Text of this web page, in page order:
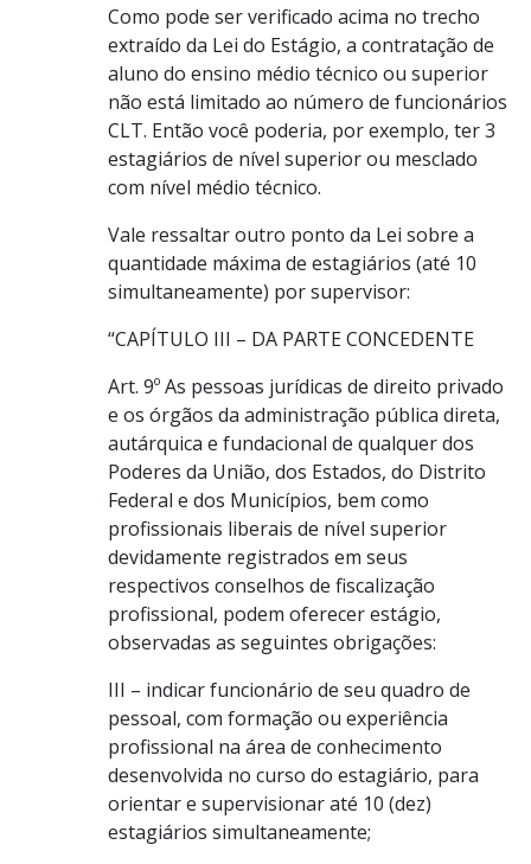
Como pode ser verificado acima no trecho
extraído da Lei do Estágio, a contratação de
aluno do ensino médio técnico ou superior
não está limitado ao número de funcionários
CLT. Então você poderia, por exemplo, ter 3
estagiários de nível superior ou mesclado
com nível médio técnico.
Vale ressaltar outro ponto da Lei sobre a
quantidade máxima de estagiários (até 10
simultaneamente) por supervisor:
“CAPÍTULO III – DA PARTE CONCEDENTE
Art. 9º As pessoas jurídicas de direito privado
e os órgãos da administração pública direta,
autárquica e fundacional de qualquer dos
Poderes da União, dos Estados, do Distrito
Federal e dos Municípios, bem como
profissionais liberais de nível superior
devidamente registrados em seus
respectivos conselhos de fiscalização
profissional, podem oferecer estágio,
observadas as seguintes obrigações:
III – indicar funcionário de seu quadro de
pessoal, com formação ou experiência
profissional na área de conhecimento
desenvolvida no curso do estagiário, para
orientar e supervisionar até 10 (dez)
estagiários simultaneamente;